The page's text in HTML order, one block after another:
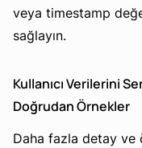
veya timestamp
sağlayın.
Kullanıcı Verilerini
Doğrudan Örnekler
Daha fazla detay ve